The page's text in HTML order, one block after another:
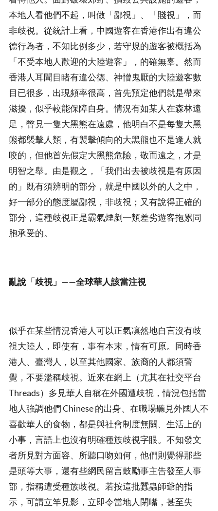
本地人看他們不起，叫做「鄙視」、「賤視」，而
非歧視。從統計上看，中國遊客在香港作出有違公
德行為者，不知比例多少，若守規的遊客被概括為
「不受本地人歡迎的大陸遊客」，的確無辜。然而
香港人耳聞目睹有違公德、神憎鬼厭的大陸遊客數
目已很多，出現頻率很高，首先預定他們就是帶來
滋擾，似乎較能保障自身。情況有如某人在森林遠
足，瞥見一隻大黑熊在遠處，他明白不是每隻大黑
熊都襲擊人類，有襲擊傾向的大黑熊也不是逢人就
咬的，但他首先假定大黑熊危險，敬而遠之，才是
明智之舉。由是觀之，「我們出去被歧視是有原因
的」既有須辨明的部分，就是中國以外的人之中，
好一部分的態度屬鄙視，非歧視；又有說得正確的
部分，這種歧視正是霸氣煙剷一類差劣遊客拖累同
胞承受的。
亂說「歧視」——全球華人該當注視
似乎在某些情況香港人可以正氣凜然地自言沒有歧
視大陸人，即使有，事有本末，情有可原。同時香
港人、臺灣人，以至其他國家、族裔的人都須警
覺，不要濫稱歧視。近來在網上（尤其在社交平台
Threads）多見華人自稱在外國遭歧視，情況包括當
地人強調他們 Chinese 的出身、在職場聽見外國人不
喜歡華人的食物，都是與社會制度無關、生活上的
小事，言語上也沒有明確種族歧視字眼。不知發文
者所見對方面容、所聽口吻如何，他們則覺得那些
是頭等大事，還有些網民留言鼓勵事主告發至人事
部，指稱遭受種族歧視。若按這批蠶蟲師爺的指
示，可謂立竿見影，立即令當地人閉嘴，甚至失